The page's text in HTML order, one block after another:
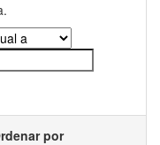
por